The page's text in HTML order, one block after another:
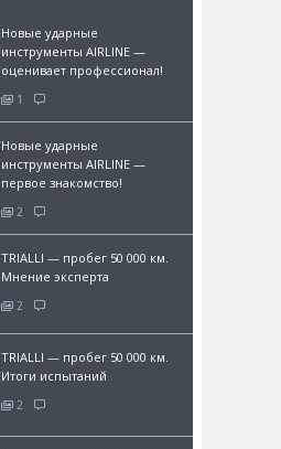
Новые ударные
инструменты AIRLINE —
оценивает профессионал!
1
Новые ударные
инструменты AIRLINE —
первое знакомство!
2
TRIALLI — пробег 50 000 км.
Мнение эксперта
2
TRIALLI — пробег 50 000 км.
Итоги испытаний
2